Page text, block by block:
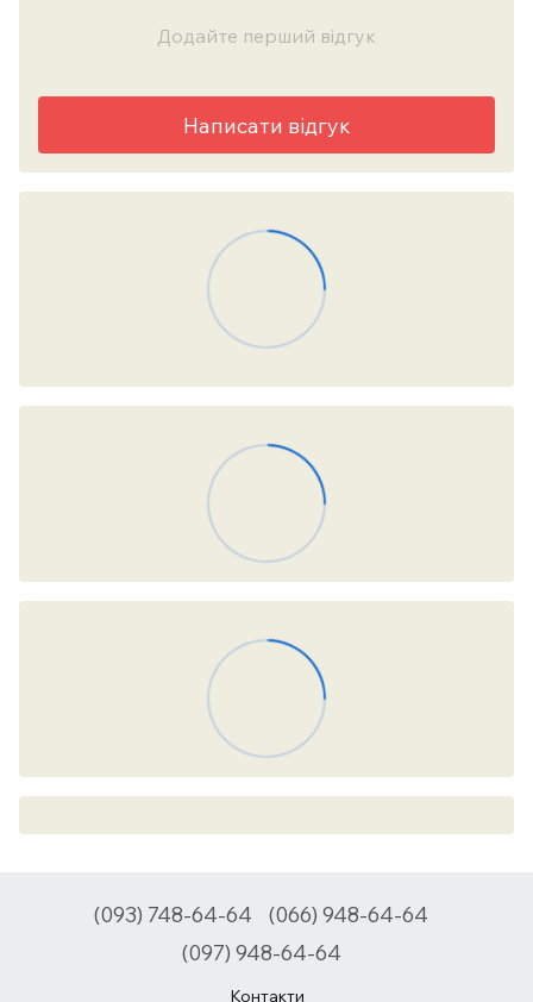
Додайте перший відгук
Написати відгук
(093) 748-64-64
(066) 948-64-64
(097) 948-64-64
Контакти